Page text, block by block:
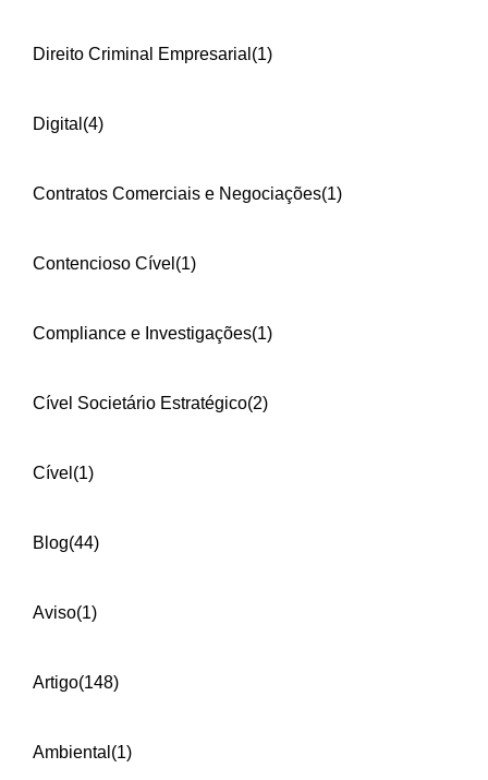
Direito Criminal Empresarial (1)
Digital (4)
Contratos Comerciais e Negociações(1)
Contencioso Cível (1)
Compliance e Investigações(1)
Cível Societário Estratégico(2)
Cível (1)
Blog(44)
Aviso(1)
Artigo(148)
Ambiental (1)